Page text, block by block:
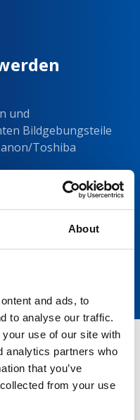
About
and ads, to
to analyse our traffic.
use of our site with
analytics partners who
that you’ve
from your use
und
Bildgebungsteile
Toshiba
für Agito